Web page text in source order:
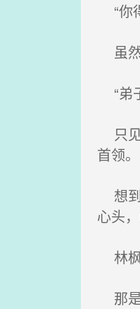
“你
虽然
“弟
只见
首领。
想到
心头
林枫
那是